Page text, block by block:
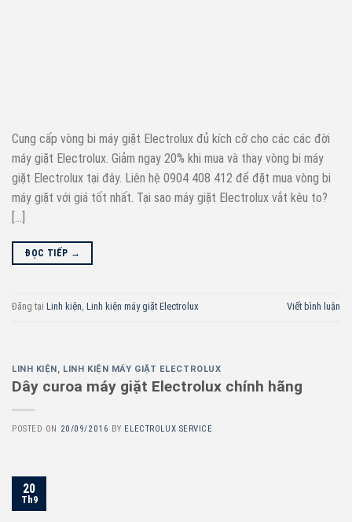
Cung cấp vòng bi máy giặt Electrolux đủ kích cỡ cho các các đời
máy giặt Electrolux. Giảm ngay 20% khi mua và thay vòng bi máy
giặt Electrolux tại đây. Liên hệ 0904 408 412 để đặt mua vòng bi
máy giặt với giá tốt nhất. Tại sao máy giặt Electrolux vắt kêu to?
ĐỌC TIẾP →
Đăng tại Linh kiện, Linh kiện máy giặt Electrolux Viết bình luận
LINH KIỆN, LINH KIỆN MÁY GIẶT ELECTROLUX
Dây curoa máy giặt Electrolux chính hãng
POSTED ON 20/09/2016 BY ELECTROLUX SERVICE
20
Th9